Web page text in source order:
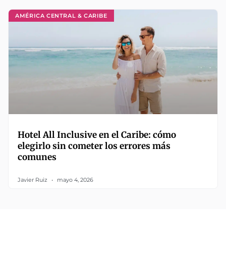
AMÉRICA CENTRAL & CARIBE
Hotel All Inclusive en el Caribe: cómo
elegirlo sin cometer los errores más
comunes
Javier Ruiz mayo 4, 2026